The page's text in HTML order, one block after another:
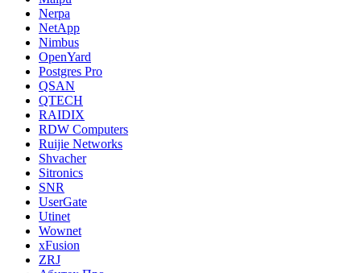
Nerpa
NetApp
Nimbus
OpenYard
Postgres Pro
QSAN
QTECH
RAIDIX
RDW Computers
Ruijie Networks
Shvacher
Sitronics
SNR
UserGate
Utinet
Wownet
xFusion
ZRJ